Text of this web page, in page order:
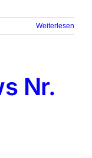
Weiterlesen
Nr.